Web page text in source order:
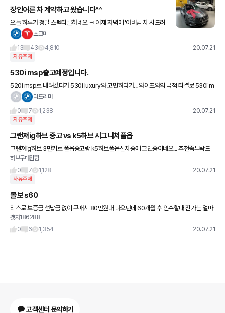
장인어른 차 계약하고 왔습니다^^
오늘 하루가 정말 스펙타클하네요 ㅋ 어제 저녁에 '아버님 차 사드려
야겠다' 이야기를 시작해서 카톡보내놓고, 아침에 장인장모님하고 이
초크미
13
43 4,810 20.07.21
자유주제
530i msp출고예정입니다.
520i msp로 내려갔다가 530i luxury와 고민하다가... 와이프와의 극적 타결로 530i m
sp카본블랙을 계획대로 출고하게 되었습니다. (짝짝짝) 7월 말 출고 예정인데요, 고수분
더드리머
0
7 1,238 20.07.21
자유주제
그랜져ig하브 중고 vs k5하브 시그니쳐풀옵
그랜져ig하브 3만키로 풀옵중고랑 k5하브풀옵신차중에 고민중이네요... 추천좀부탁드
려요. 승차감은 그랜져겠지요?
하브구매원함
0
7 1,128 20.07.21
자유주제
볼보 s60
리스로 보증금 선납금 없이 구매시 80만원대 나오던데 60개월 후 인수할때 잔가는 얼마
정도 나올까요
겟차186288
0
6 1,354 20.07.21
고객센터 문의하기